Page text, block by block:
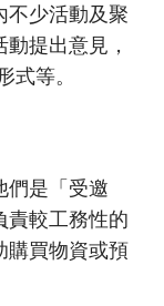
不少活動及聚
提出意見，
式等。
們是「受邀
責較工務性的
購買物資或預